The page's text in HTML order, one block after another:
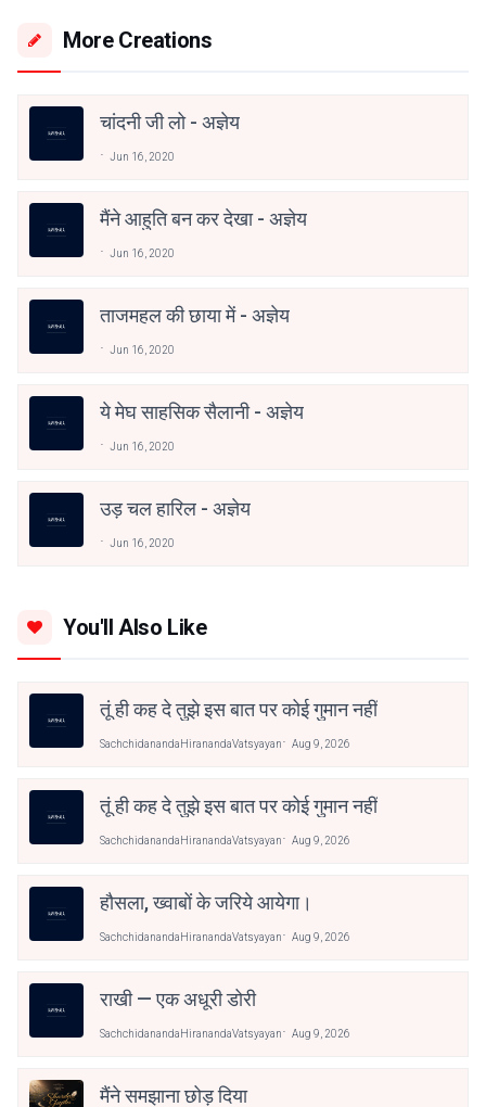
More Creations
चांदनी जी लो - अज्ञेय
Jun 16, 2020
मैंने आहुति बन कर देखा - अज्ञेय
Jun 16, 2020
ताजमहल की छाया में - अज्ञेय
Jun 16, 2020
ये मेघ साहसिक सैलानी - अज्ञेय
Jun 16, 2020
उड़ चल हारिल - अज्ञेय
Jun 16, 2020
You'll Also Like
तूं ही कह दे तुझे इस बात पर कोई गुमान नहीं
SachchidanandaHiranandaVatsyayan Aug 9, 2026
तूं ही कह दे तुझे इस बात पर कोई गुमान नहीं
SachchidanandaHiranandaVatsyayan Aug 9, 2026
हौसला, ख्वाबों के जरिये आयेगा।
SachchidanandaHiranandaVatsyayan Aug 9, 2026
राखी — एक अधूरी डोरी
SachchidanandaHiranandaVatsyayan Aug 9, 2026
मैंने समझाना छोड़ दिया